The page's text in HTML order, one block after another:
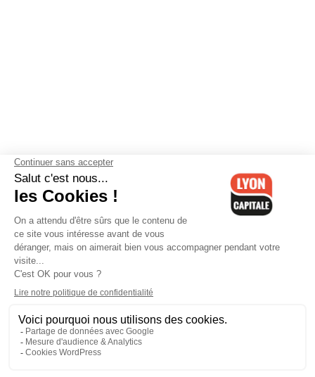
Contactez-nous-Mentions légales-CGV-Politique de
confidentialité-Gestion des cookies